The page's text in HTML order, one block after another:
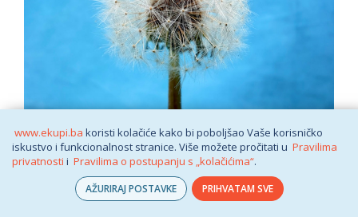
www.ekupi.ba koristi kolačiće kako bi poboljšao Vaše korisničko
iskustvo i funkcionalnost stranice. Više možete pročitati u Pravilima
privatnosti i Pravilima o postupanju s „kolačićima“.
AŽURIRAJ POSTAVKE PRIHVATAM SVE
Makro.Snimi upečatljive krupne planove sa jasnim
detaljima.